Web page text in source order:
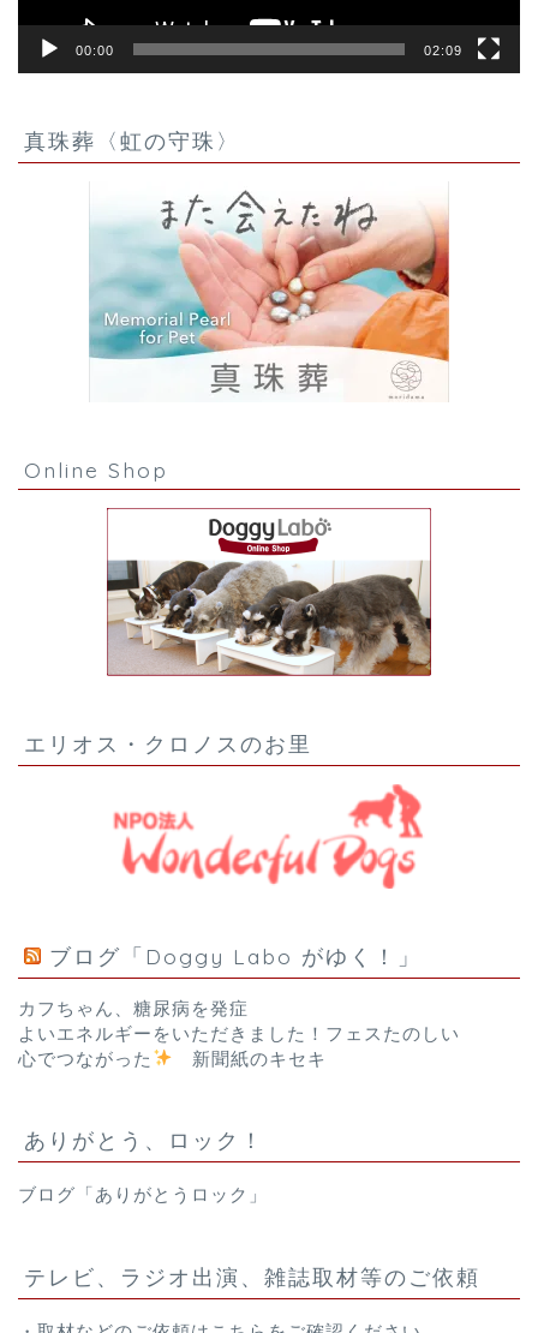
00:00 02:09
真珠葬〈虹の守珠〉
Online Shop
エリオス・クロノスのお里
ブログ「Doggy Labo がゆく！」
カフちゃん、糖尿病を発症
よいエネルギーをいただきました！フェスたのしい
心でつながった
新聞紙のキセキ
ありがとう、ロック！
ブログ「ありがとうロック」
テレビ、ラジオ出演、雑誌取材等のご依頼